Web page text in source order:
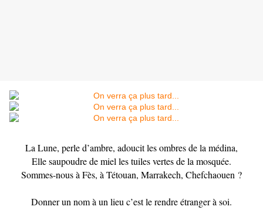
La Lune, perle d’ambre, adoucit les ombres de la médina,
Elle saupoudre de miel les tuiles vertes de la mosquée.
Sommes-nous à Fès, à Tétouan, Marrakech, Chefchaouen ?
Donner un nom à un lieu c’est le rendre étranger à soi.